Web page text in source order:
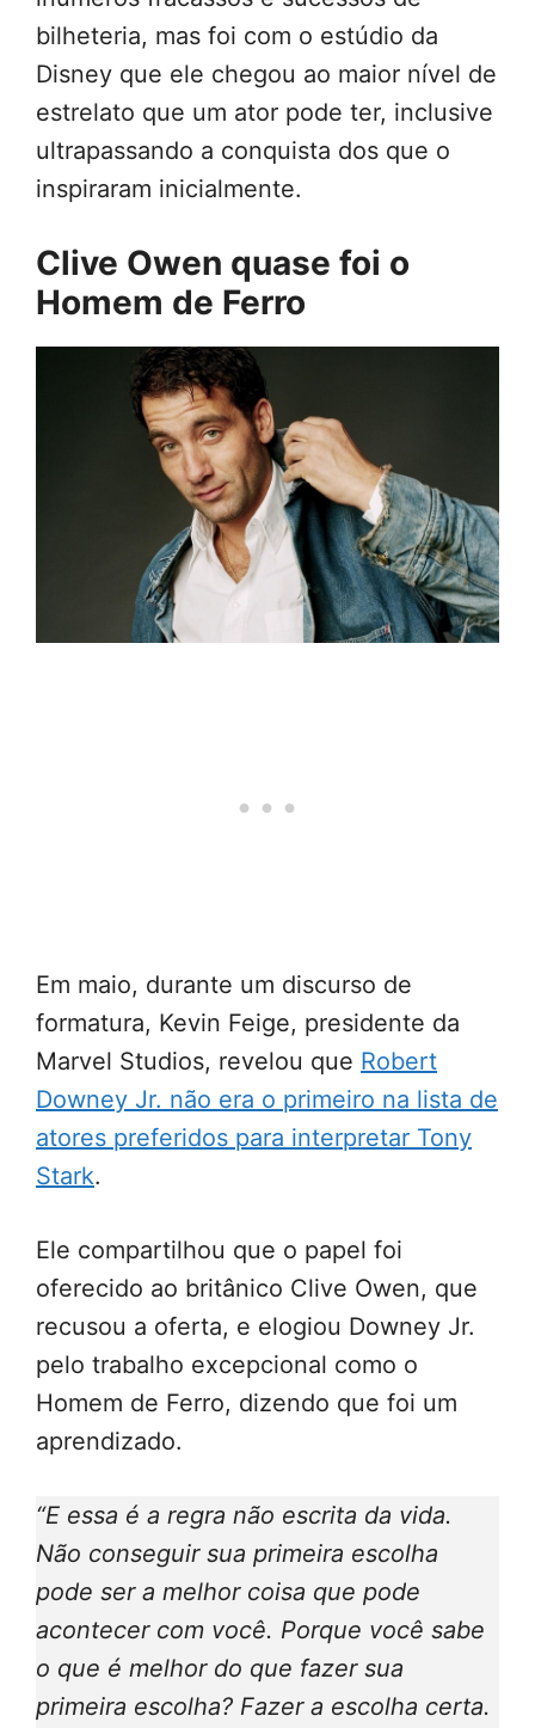
bilheteria, mas foi com o estúdio da
Disney que ele chegou ao maior nível de
estrelato que um ator pode ter, inclusive
ultrapassando a conquista dos que o
inspiraram inicialmente.
Clive Owen quase foi o
Homem de Ferro
Em maio, durante um discurso de
formatura, Kevin Feige, presidente da
Marvel Studios, revelou que Robert
Downey Jr. não era o primeiro na lista de
atores preferidos para interpretar Tony
Stark.
Ele compartilhou que o papel foi
oferecido ao britânico Clive Owen, que
recusou a oferta, e elogiou Downey Jr.
pelo trabalho excepcional como o
Homem de Ferro, dizendo que foi um
aprendizado.
“E essa é a regra não escrita da vida.
Não conseguir sua primeira escolha
pode ser a melhor coisa que pode
acontecer com você. Porque você sabe
o que é melhor do que fazer sua
primeira escolha? Fazer a escolha certa.